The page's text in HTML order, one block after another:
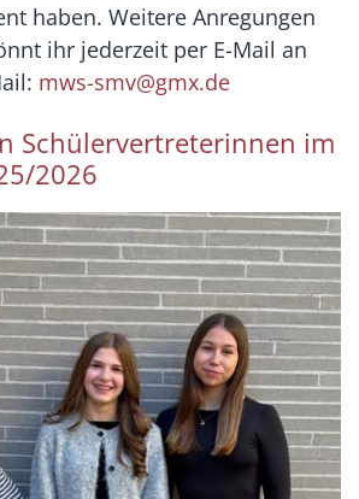
haben. Weitere Anregungen
ihr jederzeit per E-Mail an
mws-smv@gmx.de
Schülervertreterinnen im
2026